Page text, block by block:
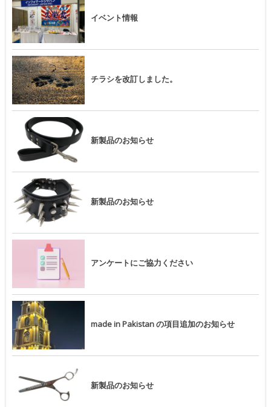
イベント情報
チラシを改訂しました。
新製品のお知らせ
新製品のお知らせ
アンケートにご協力ください
made in Pakistan の項目追加のお知らせ
新製品のお知らせ